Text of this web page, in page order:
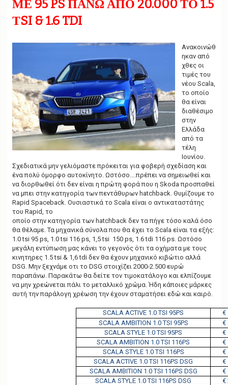
a
n
ΜΕ 95 PS ΠΑΝΩ ΑΠΟ 20.000 ΤΟ 1.5
ΤSI & 1.6 TDI
Ανακοινώθ
ηκαν από
χθες οι
τιμές του
νέου Scala,
το οποίο
θα είναι
διαθέσιμο
στην
Ελλάδα
από τα
τέλη
Ιουνίου.
Σχεδιατικά μην γελιόμαστε πρόκειται για φοβερή σχεδίαση και
ένα πολύ όμορφο αυτοκίνητο. Ωστόσο....πρέπει να σημειωθεί και
να διορθωθεί ότι δεν είναι η πρώτη φορά που η Skoda προσπαθεί
να μπει στην κατηγορία των πεντάθυρων hatchback. Θυμίζουμε το
Rapid Spaceback. Ουσιαστικά το Scala είναι ο αντικαταστάτης
του Rapid, το
οποίο στην κατηγορία των hatchback δεν τα πήγε τόσο καλά όσο
θα θέλαμε. Τα μηχανικά σύνολα που θα έχει το Scala είναι τα εξής:
1.0 tsi 95 ps, 1.0 tsi 116 ps, 1,5 tsi 150 ps, 1.6 tdi 116 ps. Ωστόσο
μεγάλη εντύπωση μας κάνει το γεγονός ότι τα οχήματα με τους
κινητηρες 1.5 tsi & 1,6 tdi δεν θα έχουν μηχανικό κιβώτιο αλλά
DSG. Μην ξεχνάμε οτι το DSG στοιχίζει 2000-2.500 ευρώ
παραπάνω. Παρακάτω θα δείτε τον τιμοκατάλογο και ελπίζουμε
να μην χρεώνεται πάλι το μεταλλικό χρώμα. Ήδη κάποιες μάρκες
αυτή την παράλογη χρέωση την έχουν σταματήσει εδώ και καιρό.
SCALA ACTIVE 1.0 TSI 95PS
€
SCALA AMBITION 1.0 TSI 95PS
€
SCALA STYLE 1.0 TSI 95PS
€
SCALA AMBITION 1.0 TSI 116PS
€
SCALA STYLE 1.0 TSI 116PS
€
SCALA ACTIVE 1.0 TSI 116PS DSG
€
SCALA AMBITION 1.0 TSI 116PS DSG
€
SCALA STYLE 1.0 TSI 116PS DSG
€